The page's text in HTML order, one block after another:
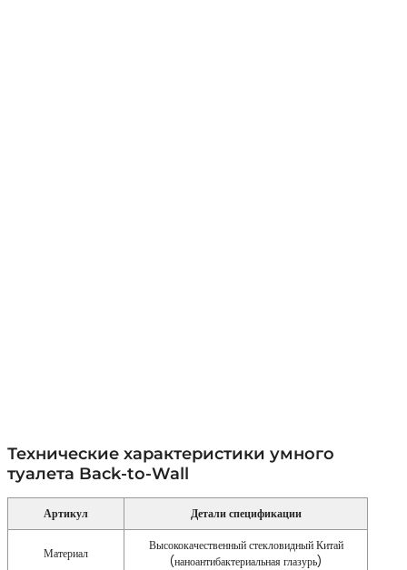
Технические характеристики умного
туалета Back-to-Wall
Артикул Детали спецификации
Материал
Высококачественный стекловидный Китай
(наноантибактериальная глазурь)